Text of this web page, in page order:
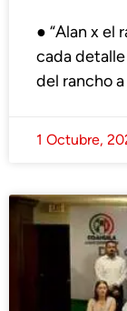
● “Alan x el
cada
del rancho
1 Octubre,